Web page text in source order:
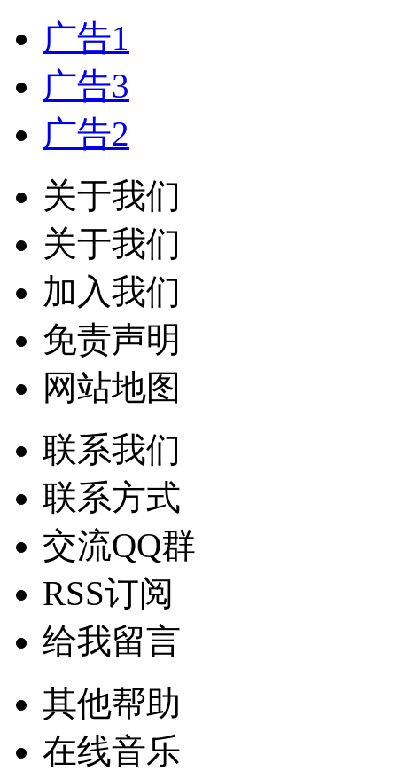
广告1
广告3
广告2
关于我们
关于我们
加入我们
免责声明
网站地图
联系我们
联系方式
交流QQ群
RSS订阅
给我留言
其他帮助
在线音乐